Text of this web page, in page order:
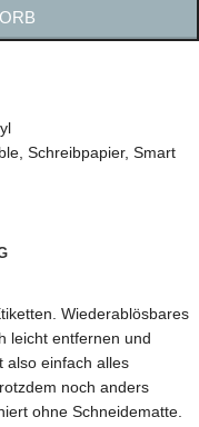
Schreibpapier, Smart
Wiederablösbares
leicht entfernen und
also einfach alles
noch anders
ohne Schneidematte.